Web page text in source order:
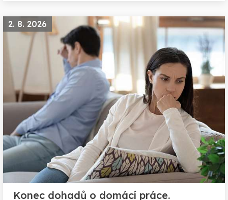
2. 8. 2026
Konec dohadů o domácí práce.